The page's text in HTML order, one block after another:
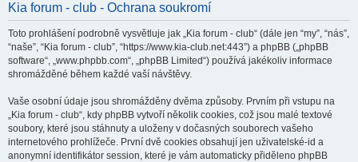
Kia forum - club - Ochrana soukromí
Toto prohlášení podrobně vysvětluje jak „Kia forum - club“ (dále jen “my”, “nás”,
“naše”, “Kia forum - club”, “https://www.kia-club.net:443”) a phpBB („phpBB
software“, „www.phpbb.com“, „phpBB Limited“) používá jakékoliv informace
shromážděné během každé vaší návštěvy.
Vaše osobní údaje jsou shromážděny dvěma způsoby. Prvním při vstupu na
„Kia forum - club“, kdy phpBB vytvoří několik cookies, což jsou malé textové
soubory, které jsou stáhnuty a uloženy v dočasných souborech vašeho
internetového prohlížeče. První dvě cookies obsahují jen uživatelské-id a
anonymní identifikátor session, které je vám automaticky přiděleno phpBB